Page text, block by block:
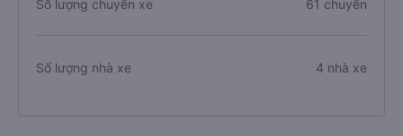
Số lượng chuyến xe 61 chuyến
Số lượng nhà xe 4 nhà xe